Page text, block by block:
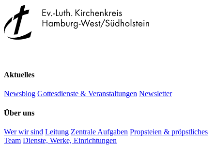
Aktuelles
Newsblog Gottesdienste & Veranstaltungen Newsletter
Über uns
Wer wir sind Leitung Zentrale Aufgaben Propsteien & pröpstliches
Team Dienste, Werke, Einrichtungen